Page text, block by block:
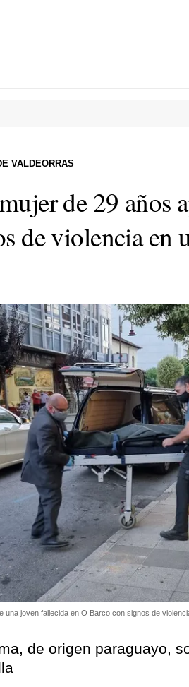
de 29 años
de violencia en
VALDEORRAS
una joven fallecida en O Barco con signos de
de origen paraguayo,